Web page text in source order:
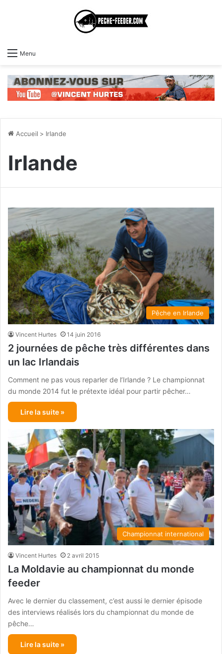
Menu
Accueil > Irlande
Irlande
Pêche en Irlande
Vincent Hurtes 14 juin 2016
2 journées de pêche très différentes dans
un lac Irlandais
Comment ne pas vous reparler de l’Irlande ? Le championnat
du monde 2014 fut le prétexte idéal pour partir pêcher…
Lire la suite »
Championnat international
Vincent Hurtes 2 avril 2015
La Moldavie au championnat du monde
feeder
Avec le dernier du classement, c’est aussi le dernier épisode
des interviews réalisés lors du championnat du monde de
pêche…
Lire la suite »